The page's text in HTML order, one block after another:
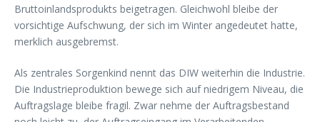
Bruttoinlandsprodukts beigetragen. Gleichwohl bleibe der
vorsichtige Aufschwung, der sich im Winter angedeutet hatte,
merklich ausgebremst.
Als zentrales Sorgenkind nennt das DIW weiterhin die Industrie.
Die Industrieproduktion bewege sich auf niedrigem Niveau, die
Auftragslage bleibe fragil. Zwar nehme der Auftragsbestand